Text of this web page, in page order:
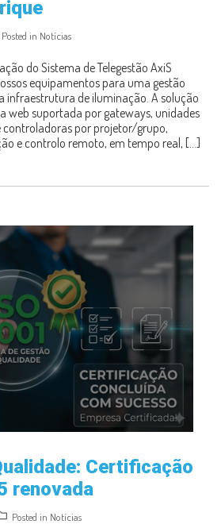
Posted in Notícias
do Sistema de Telegestão AxiS
equipamentos para uma gestão
infraestrutura de iluminação. A solução
web suportada por gateways, unidades
controladoras por projetor/grupo,
e controlo remoto, em tempo real, […]
Certificação
renovada
Posted in Notícias